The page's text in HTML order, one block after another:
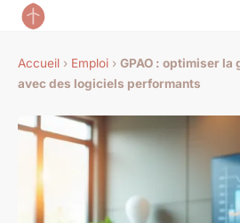
Accueil › Emploi › GPAO : optimiser
avec des logiciels performants